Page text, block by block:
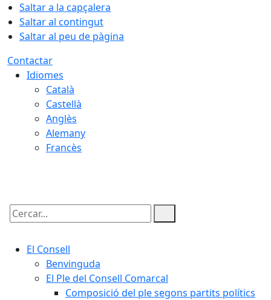
Saltar a la capçalera
Saltar al contingut
Saltar al peu de pàgina
Contactar
Idiomes
Català
Castellà
Anglès
Alemany
Francès
Cercar:
El Consell
Benvinguda
El Ple del Consell Comarcal
Composició del ple segons partits polítics